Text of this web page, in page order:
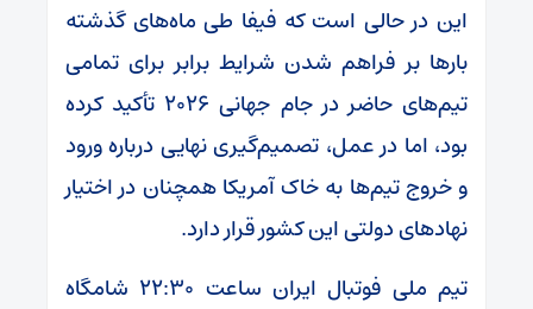
این در حالی است که فیفا طی ماه‌های گذشته
بارها بر فراهم شدن شرایط برابر برای تمامی
تیم‌های حاضر در جام جهانی ۲۰۲۶ تأکید کرده
بود، اما در عمل، تصمیم‌گیری نهایی درباره ورود
و خروج تیم‌ها به خاک آمریکا همچنان در اختیار
نهادهای دولتی این کشور قرار دارد.
تیم ملی فوتبال ایران ساعت ۲۲:۳۰ شامگاه